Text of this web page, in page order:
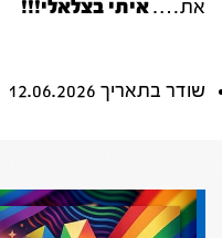
את….איתי בצלאלי!!!
שודר בתאריך 12.06.2026